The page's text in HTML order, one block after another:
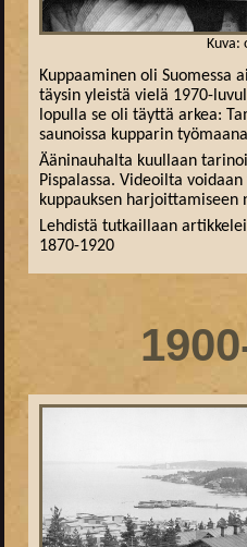
Kuva:
Kuppaaminen oli Suomessa
täysin yleistä vielä 1970-
lopulla se oli täyttä arkea:
saunoissa kupparin
Ääninauhalta kuullaan
Pispalassa. Videoilta
kuppauksen harjoittamiseen
Lehdistä tutkaillaan
1870-1920